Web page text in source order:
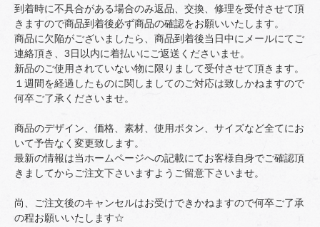
到着時に不具合がある場合のみ返品、交換、修理を受付させて頂
きますので商品到着後必ず商品の確認をお願いいたします。
商品に欠陥がございましたら、商品到着後当日中にメールにてご
連絡頂き、3日以内に着払いにご返送くださいませ。
新品のご使用されていない物に限りまして受付させて頂きます。
１週間を経過したものに関しましてのご対応は致しかねますので
何卒ご了承くださいませ。
商品のデザイン、価格、素材、使用ボタン、サイズなど全てにお
いて予告なく変更致します。
最新の情報は当ホームページへの記載にてお客様自身でご確認頂
きましてからご注文下さいますようご留意下さいませ。
尚、ご注文後のキャンセルはお受けできかねますので何卒ご了承
の程お願いいたします☆